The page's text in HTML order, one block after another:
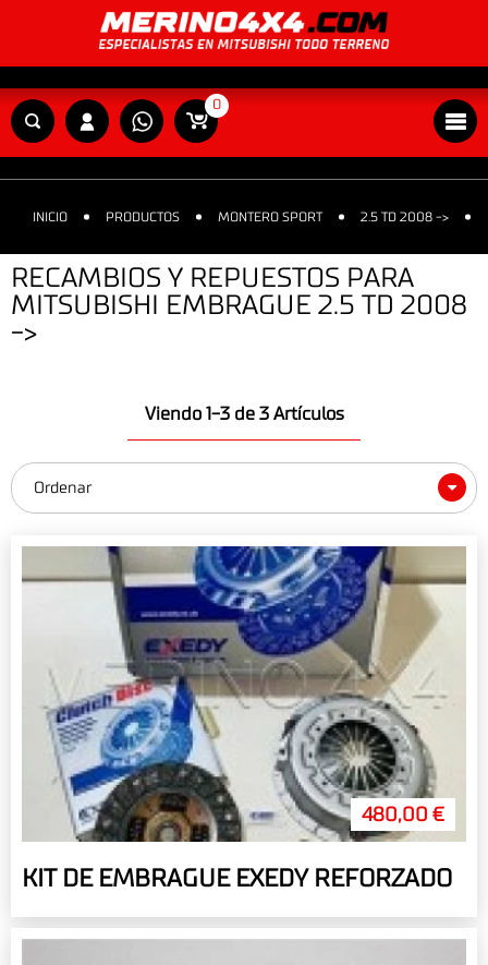
0
INICIO PRODUCTOS MONTERO SPORT 2.5 TD 2008 ->
RECAMBIOS Y REPUESTOS PARA
MITSUBISHI EMBRAGUE 2.5 TD 2008
->
Viendo 1-3 de 3 Artículos
Ordenar
480,00 €
KIT DE EMBRAGUE EXEDY REFORZADO